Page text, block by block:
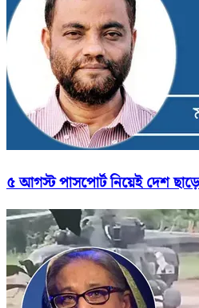
৫ আগস্ট পাসপোর্ট নিয়েই দেশ